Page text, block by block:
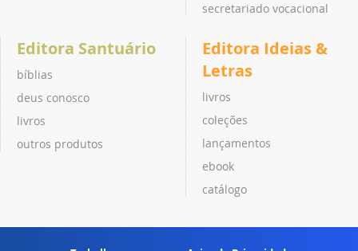
secretariado vocacional
Editora Santuário
bíblias
deus conosco
livros
outros produtos
Editora Ideias &
Letras
livros
coleções
lançamentos
ebook
catálogo